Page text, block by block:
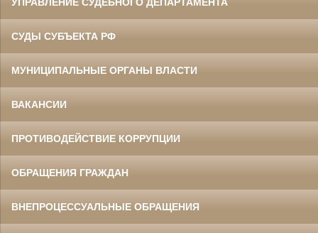
СУДЫ СУБЪЕКТА РФ
МУНИЦИПАЛЬНЫЕ ОРГАНЫ ВЛАСТИ
ВАКАНСИИ
ПРОТИВОДЕЙСТВИЕ КОРРУПЦИИ
ОБРАЩЕНИЯ ГРАЖДАН
ВНЕПРОЦЕССУАЛЬНЫЕ ОБРАЩЕНИЯ